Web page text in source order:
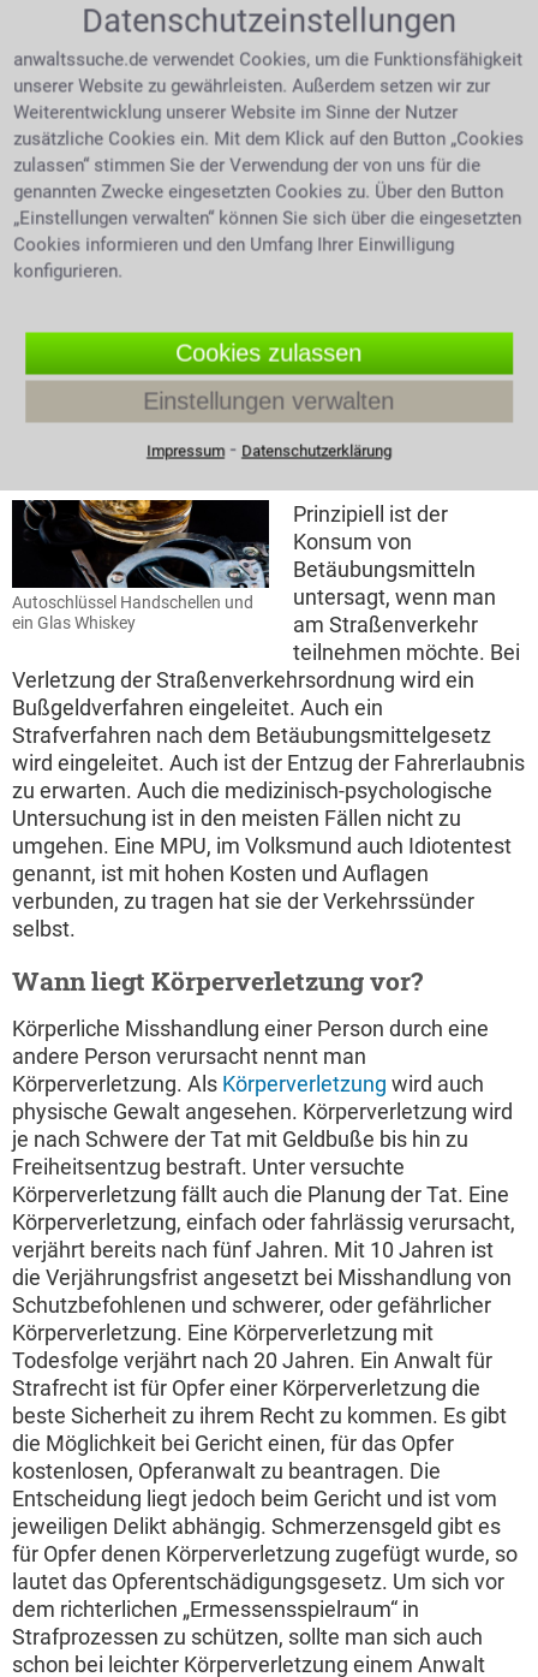
werden. Er ist aber, als Substanz in Anlage II gelistet,
nicht verschreibungsfähig. Kodein, Barbiturate und
Morphine oder Methadon wiederum sind
verkehrsfähige und verschreibungsfähige
Betäubungsmittel. Auch Kokain ist grundsätzlich
verschreibungsfähig. Die Voraussetzung für
Apotheken zum Umgang mit Betäubungsmitteln ist
eine Erlaubnis der Bundesopiumstelle, einer Abteilung
des Bundesinstituts für Arzneimittel und
Medizinprodukte. Sieht ein Arzt die Indikation
der Arzt berechtigt ein BtM-Rezept auszustellen und
ermächtigt damit gleichzeitig den Patienten dieses
Mittel zu konsumieren. Ein Anwalt für Strafrecht in
Gaggenau leistet Rat und Hilfe beiBTMG
Drogen im Straßenverkehr
Autoschlüssel Handschellen und
ein Glas Whiskey
Prinzipiell ist der
Konsum von
Betäubungsmitteln
untersagt, wenn man
am Straßenverkehr
teilnehmen möchte. Bei
Verletzung der Straßenverkehrsordnung wird ein
Bußgeldverfahren eingeleitet. Auch ein
Strafverfahren nach dem Betäubungsmittelgesetz
wird eingeleitet. Auch ist der Entzug der Fahrerlaubnis
zu erwarten. Auch die medizinisch-psychologische
Untersuchung ist in den meisten Fällen nicht zu
umgehen. Eine MPU, im Volksmund auch Idiotentest
genannt, ist mit hohen Kosten und Auflagen
verbunden, zu tragen hat sie der Verkehrssünder
selbst.
Wann liegt Körperverletzung vor?
Körperliche Misshandlung einer Person durch eine
andere Person verursacht nennt man
Körperverletzung. Als Körperverletzung wird auch
physische Gewalt angesehen. Körperverletzung wird
je nach Schwere der Tat mit Geldbuße bis hin zu
Freiheitsentzug bestraft. Unter versuchte
Körperverletzung fällt auch die Planung der Tat. Eine
Körperverletzung, einfach oder fahrlässig verursacht,
verjährt bereits nach fünf Jahren. Mit 10 Jahren ist
die Verjährungsfrist angesetzt bei Misshandlung von
Schutzbefohlenen und schwerer, oder gefährlicher
Körperverletzung. Eine Körperverletzung mit
Todesfolge verjährt nach 20 Jahren. Ein Anwalt für
Strafrecht ist für Opfer einer Körperverletzung die
beste Sicherheit zu ihrem Recht zu kommen. Es gibt
die Möglichkeit bei Gericht einen, für das Opfer
kostenlosen, Opferanwalt zu beantragen. Die
Entscheidung liegt jedoch beim Gericht und ist vom
jeweiligen Delikt abhängig. Schmerzensgeld gibt es
für Opfer denen Körperverletzung zugefügt wurde, so
lautet das Opferentschädigungsgesetz. Um sich vor
dem richterlichen „Ermessensspielraum“ in
Strafprozessen zu schützen, sollte man sich auch
schon bei leichter Körperverletzung einem Anwalt
Datenschutzeinstellungen
anwaltssuche.de verwendet Cookies, um die Funktionsfähigkeit
unserer Website zu gewährleisten. Außerdem setzen wir zur
Weiterentwicklung unserer Website im Sinne der Nutzer
zusätzliche Cookies ein. Mit dem Klick auf den Button „Cookies
zulassen“ stimmen Sie der Verwendung der von uns für die
genannten Zwecke eingesetzten Cookies zu. Über den Button
„Einstellungen verwalten“ können Sie sich über die eingesetzten
Cookies informieren und den Umfang Ihrer Einwilligung
konfigurieren.
Cookies zulassen
Einstellungen verwalten
Impressum⁃ Datenschutzerklärung